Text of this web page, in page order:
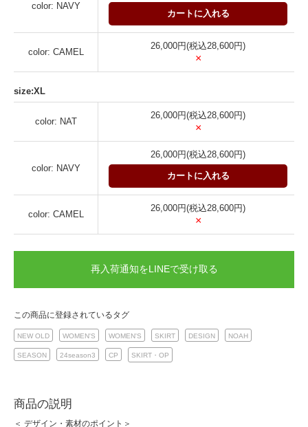
color: NAVY
カートに入れる
color: CAMEL
26,000円(税込28,600円)
×
size:XL
color: NAT
26,000円(税込28,600円)
×
color: NAVY
26,000円(税込28,600円)
カートに入れる
color: CAMEL
26,000円(税込28,600円)
×
再入荷通知をLINEで受け取る
この商品に登録されているタグ
NEW OLD WOMEN'S WOMEN'S SKIRT DESIGN NOAH
SEASON 24season3 CP SKIRT・OP
商品の説明
＜ デザイン・素材のポイント＞